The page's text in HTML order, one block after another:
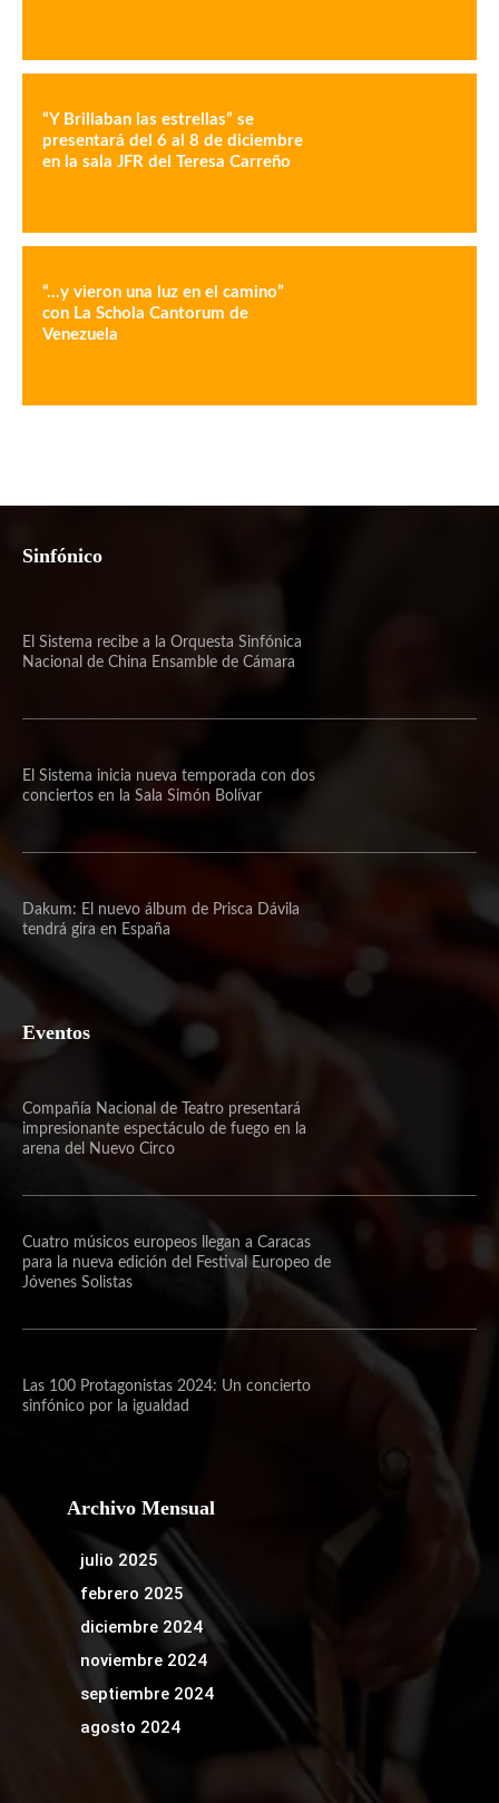
“Y Brillaban las estrellas” se
presentará del 6 al 8 de diciembre
en la sala JFR del Teresa Carreño
“…y vieron una luz en el camino”
con La Schola Cantorum de
Venezuela
Sinfónico
El Sistema recibe a la Orquesta Sinfónica
Nacional de China Ensamble de Cámara
El Sistema inicia nueva temporada con dos
conciertos en la Sala Simón Bolívar
Dakum: El nuevo álbum de Prisca Dávila
tendrá gira en España
Eventos
Compañía Nacional de Teatro presentará
impresionante espectáculo de fuego en la
arena del Nuevo Circo
Cuatro músicos europeos llegan a Caracas
para la nueva edición del Festival Europeo de
Jóvenes Solistas
Las 100 Protagonistas 2024: Un concierto
sinfónico por la igualdad
Archivo Mensual
julio 2025
febrero 2025
diciembre 2024
noviembre 2024
septiembre 2024
agosto 2024